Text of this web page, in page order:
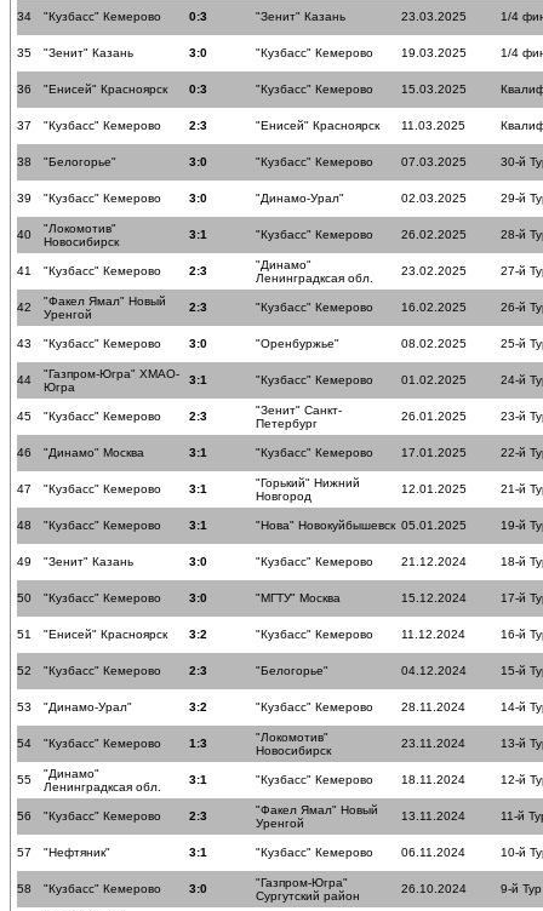
34 "Кузбасс" Кемерово 0:3 "Зенит" Казань 23.03.2025 1/4
35 "Зенит" Казань 3:0 "Кузбасс" Кемерово 19.03.2025 1/4
36 "Енисей" Красноярск 0:3 "Кузбасс" Кемерово 15.03.2025
37 "Кузбасс" Кемерово 2:3 "Енисей" Красноярск 11.03.2025
38 "Белогорье" 3:0 "Кузбасс" Кемерово 07.03.2025 30-й
39 "Кузбасс" Кемерово 3:0 "Динамо-Урал" 02.03.2025 29-й
40
"Локомотив"
Новосибирск
3:1 "Кузбасс" Кемерово 26.02.2025 28-й
41 "Кузбасс" Кемерово 2:3
"Динамо"
Ленинградксая обл.
23.02.2025 27-й
42
"Факел Ямал" Новый
Уренгой
2:3 "Кузбасс" Кемерово 16.02.2025 26-й
43 "Кузбасс" Кемерово 3:0 "Оренбуржье" 08.02.2025 25-й
44
"Газпром-Югра" ХМАО-
Югра
3:1 "Кузбасс" Кемерово 01.02.2025 24-й
45 "Кузбасс" Кемерово 2:3
"Зенит" Санкт-
Петербург
26.01.2025 23-й
46 "Динамо" Москва 3:1 "Кузбасс" Кемерово 17.01.2025 22-й
47 "Кузбасс" Кемерово 3:1
"Горький" Нижний
Новгород
12.01.2025 21-й
48 "Кузбасс" Кемерово 3:1 "Нова" Новокуйбышевск 05.01.2025 19-й
49 "Зенит" Казань 3:0 "Кузбасс" Кемерово 21.12.2024 18-й
50 "Кузбасс" Кемерово 3:0 "МГТУ" Москва 15.12.2024 17-й
51 "Енисей" Красноярск 3:2 "Кузбасс" Кемерово 11.12.2024 16-й
52 "Кузбасс" Кемерово 2:3 "Белогорье" 04.12.2024 15-й
53 "Динамо-Урал" 3:2 "Кузбасс" Кемерово 28.11.2024 14-й
54 "Кузбасс" Кемерово 1:3
"Локомотив"
Новосибирск
23.11.2024 13-й
55
"Динамо"
Ленинградксая обл.
3:1 "Кузбасс" Кемерово 18.11.2024 12-й
56 "Кузбасс" Кемерово 2:3
"Факел Ямал" Новый
Уренгой
13.11.2024 11-й
57 "Нефтяник" 3:1 "Кузбасс" Кемерово 06.11.2024 10-й
58 "Кузбасс" Кемерово 3:0
"Газпром-Югра"
Сургутский район
26.10.2024 9-й Тур